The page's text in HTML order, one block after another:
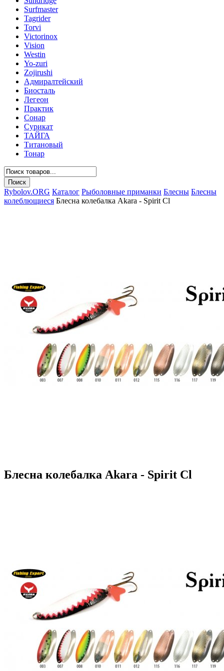
Surfmaster
Tagrider
Torvi
Victorinox
Vision
Westin
Yo-zuri
Zojirushi
Адмиралтейский
Биосталь
Легеон
Практик
Сонар
Сурикат
ТАЙГА
Титановый
Тонар
Rybolov.ORG Каталог Рыболовные приманки Блесны Блесны
колеблющиеся Блесна колебалка Akara - Spirit Cl
Блесна колебалка Akara - Spirit Cl